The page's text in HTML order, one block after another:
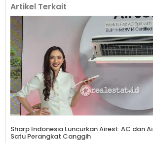
Artikel Terkait
Sharp Indonesia Luncurkan Airest: AC dan
Satu Perangkat Canggih